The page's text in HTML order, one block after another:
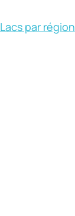
Lacs par région